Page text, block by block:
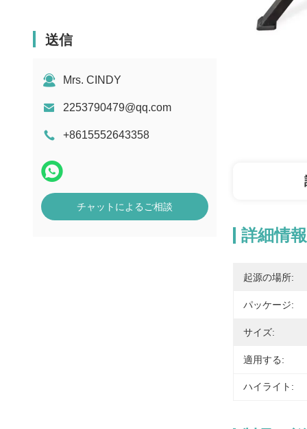
送信
Mrs. CINDY
2253790479@qq.com
+8615552643358
チャットによるご相談
詳細情報
起源の場所:
パッケージ:
サイズ:
適用する:
ハイライト: